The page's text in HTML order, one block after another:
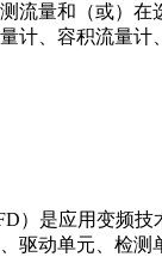
流量和（或）
计、容积流量
）是应用变频
驱动单元、检测